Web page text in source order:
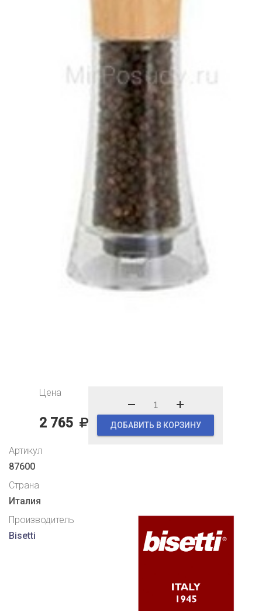
Цена
2 765 ДОБАВИТЬ В КОРЗИНУ
Артикул
87600
Страна
Италия
Производитель
Bisetti